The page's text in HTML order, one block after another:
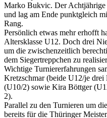
Marko Bukvic. Der Achtjährige
und lag am Ende punktgleich
Rang.
Persönlich etwas mehr erhofft
Altersklasse U12. Doch drei
um die zwischenzeitlich
dem Siegertreppchen zu
Wichtige Turniererfahrungen
Kretzschmar (beide U12/je
(U10/2) sowie Kira Böttger
2).
Parallel zu den Turnieren um
bereits für die Thüringer